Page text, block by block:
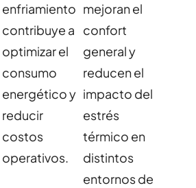
enfriamiento
contribuye a
optimizar el
consumo
energético y
reducir
costos
operativos.
mejoran el
confort
general y
reducen el
impacto del
estrés
térmico en
distintos
entornos de